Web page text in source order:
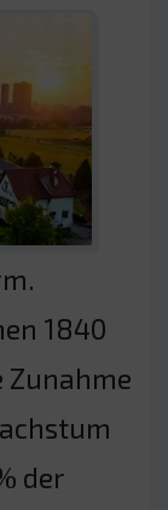
1840
Zunahme
der